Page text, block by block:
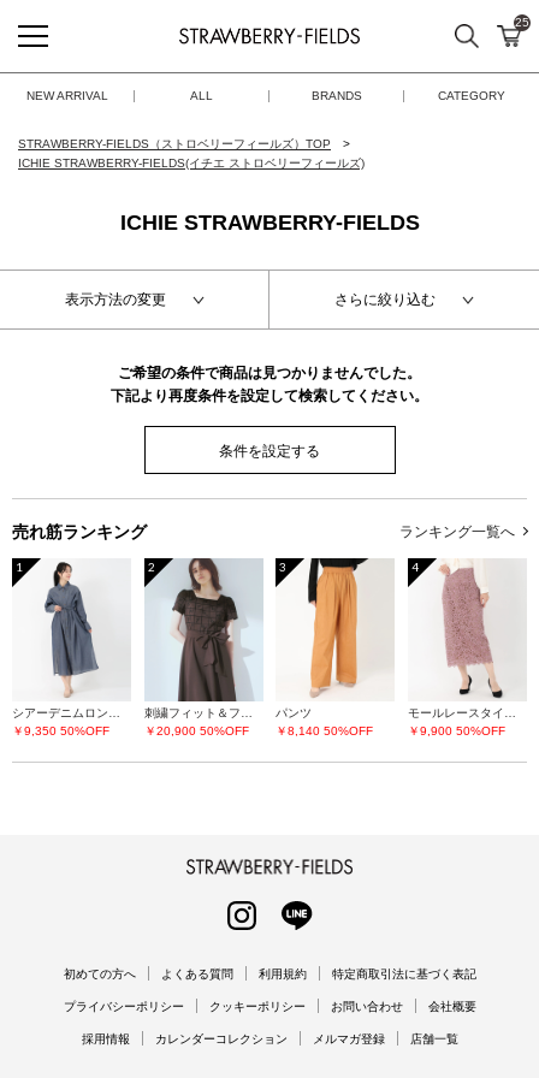
STRAWBERRY-FIELDS
検索 カ
25
NEW ARRIVAL ALL BRANDS CATEGORY
STRAWBERRY-FIELDS（ストロベリーフィールズ）TOP
ICHIE STRAWBERRY-FIELDS(イチエ ストロベリーフィールズ)
ICHIE STRAWBERRY-FIELDS
表示方法の変更 さらに絞り込む
ご希望の条件で商品は見つかりませんでした。
下記より再度条件を設定して検索してください。
条件を設定する
売れ筋ランキング ランキング一覧へ
1
シアーデニムロングシャツ
￥9,350 50%OFF
2
刺繍フィット＆フレアーワンピース
￥20,900 50%OFF
3
パンツ
￥8,140 50%OFF
4
モールレースタイトスカート
￥9,900 50%OFF
INSTAGRAM
初めての方へ よくある質問 利用規約 特定商取引法に基づく表記
プライバシーポリシー クッキーポリシー お問い合わせ 会社概要
採用情報 カレンダーコレクション メルマガ登録 店舗一覧